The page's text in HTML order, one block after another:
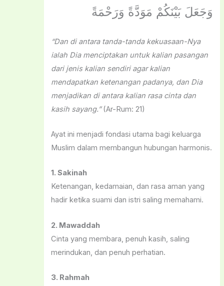
وَجَعَلَ بَيْنَكُمْ مَوَدَّةً وَرَحْمَةً
“Dan di antara tanda-tanda kekuasaan-Nya
ialah Dia menciptakan untuk kalian pasangan
dari jenis kalian sendiri agar kalian
mendapatkan ketenangan padanya, dan Dia
menjadikan di antara kalian rasa cinta dan
kasih sayang.”(Ar-Rum: 21)
Ayat ini menjadi fondasi utama bagi keluarga
Muslim dalam membangun hubungan harmonis.
1. Sakinah
Ketenangan, kedamaian, dan rasa aman yang
hadir ketika suami dan istri saling memahami.
2. Mawaddah
Cinta yang membara, penuh kasih, saling
merindukan, dan penuh perhatian.
3. Rahmah